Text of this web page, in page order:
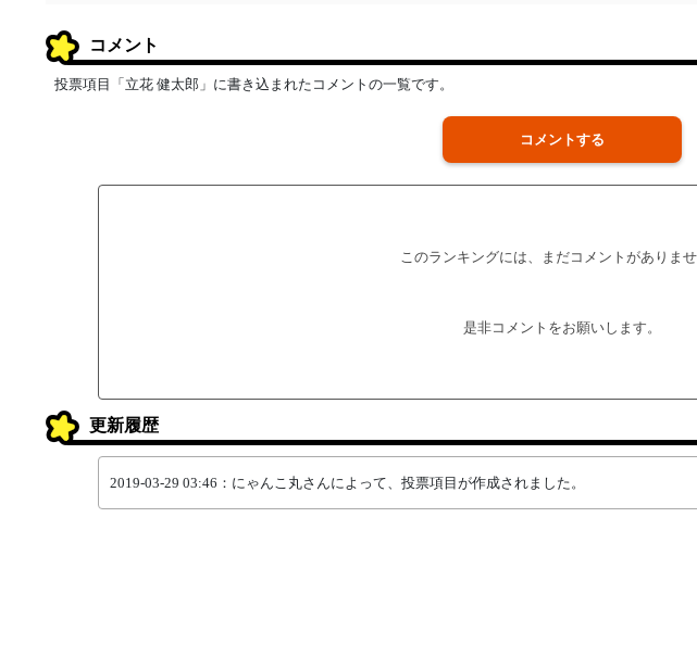
コメント
投票項目「立花 健太郎」に書き込まれたコメントの一覧です。
コメントする
このランキングには、まだコメントがありませ
是非コメントをお願いします。
更新履歴
2019-03-29 03:46：にゃんこ丸さんによって、投票項目が作成されました。